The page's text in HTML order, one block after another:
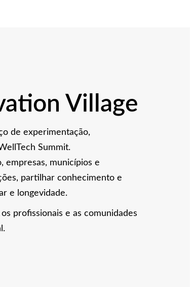
Village
de experimentação,
Summit.
empresas, municípios e
partilhar conhecimento e
e longevidade.
profissionais e as comunidades